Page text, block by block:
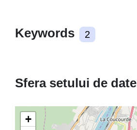
Keywords 2
Sfera setului de date
+